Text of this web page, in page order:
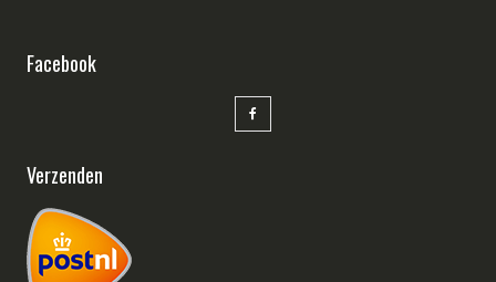
Facebook
Verzenden